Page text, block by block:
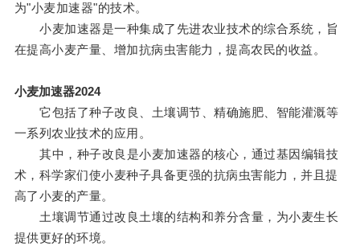
为"小麦加速器"的技术。
小麦加速器是一种集成了先进农业技术的综合系统，旨
在提高小麦产量、增加抗病虫害能力，提高农民的收益。
小麦加速器2024
它包括了种子改良、土壤调节、精确施肥、智能灌溉等
一系列农业技术的应用。
其中，种子改良是小麦加速器的核心，通过基因编辑技
术，科学家们使小麦种子具备更强的抗病虫害能力，并且提
高了小麦的产量。
土壤调节通过改良土壤的结构和养分含量，为小麦生长
提供更好的环境。